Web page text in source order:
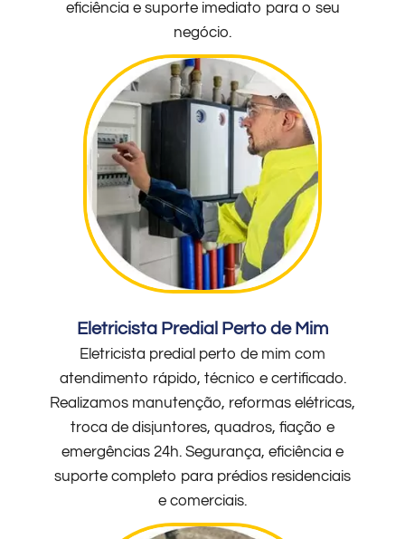
eficiência e suporte imediato para o seu
negócio.
Eletricista Predial Perto de Mim
Eletricista predial perto de mim com
atendimento rápido, técnico e certificado.
Realizamos manutenção, reformas elétricas,
troca de disjuntores, quadros, fiação e
emergências 24h. Segurança, eficiência e
suporte completo para prédios residenciais
e comerciais.